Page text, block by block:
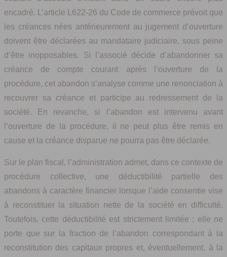
encadré. L’article L622-26 du Code de commerce prévoit que
les créances nées antérieurement au jugement d’ouverture
doivent être déclarées au mandataire judiciaire, sous peine
d’être inopposables. Si l’associé décide d’abandonner sa
créance de compte courant après l’ouverture de la
procédure, cet abandon s’analyse comme une renonciation à
recouvrer sa créance et participe au redressement de la
société. En revanche, si l’abandon est intervenu avant
l’ouverture de la procédure, il ne peut plus être remis en
cause et la créance disparue ne pourra pas être déclarée.
Sur le plan fiscal, l’administration admet, dans ce contexte de
procédure collective, une déductibilité partielle des
abandons à caractère financier lorsque l’aide consentie vise
à reconstituer la situation nette de la société en difficulté.
Toutefois, cette déductibilité est strictement limitée : elle ne
porte que sur la fraction de l’abandon correspondant à la
reconstitution des capitaux propres et, éventuellement, à la